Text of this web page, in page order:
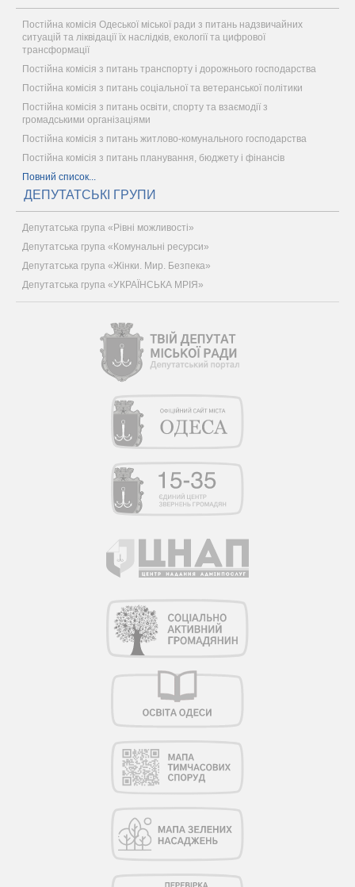
Постійна комісія Одеської міської ради з питань надзвичайних
ситуацій та ліквідації їх наслідків, екології та цифрової
трансформації
Постійна комісія з питань транспорту і дорожнього господарства
Постійна комісія з питань соціальної та ветеранської політики
Постійна комісія з питань освіти, спорту та взаємодії з
громадськими організаціями
Постійна комісія з питань житлово-комунального господарства
Постійна комісія з питань планування, бюджету і фінансів
Повний список...
ДЕПУТАТСЬКІ ГРУПИ
Депутатська група «Рівні можливості»
Депутатська група «Комунальні ресурси»
Депутатська група «Жінки. Мир. Безпека»
Депутатська група «УКРАЇНСЬКА МРІЯ»